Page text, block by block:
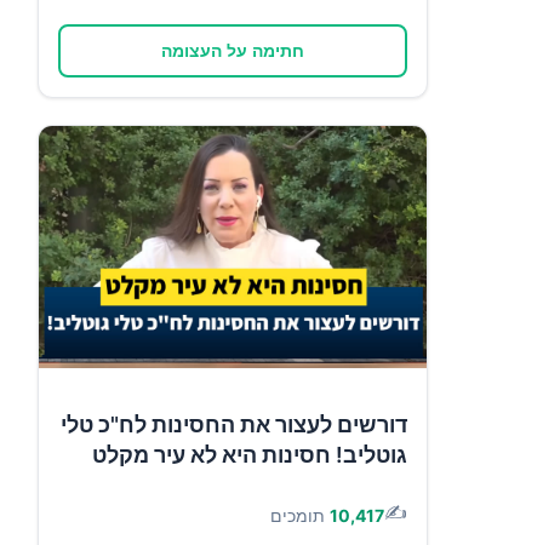
חתימה על העצומה
דורשים לעצור את החסינות לח"כ טלי
גוטליב! חסינות היא לא עיר מקלט
✍️
10,417 תומכים